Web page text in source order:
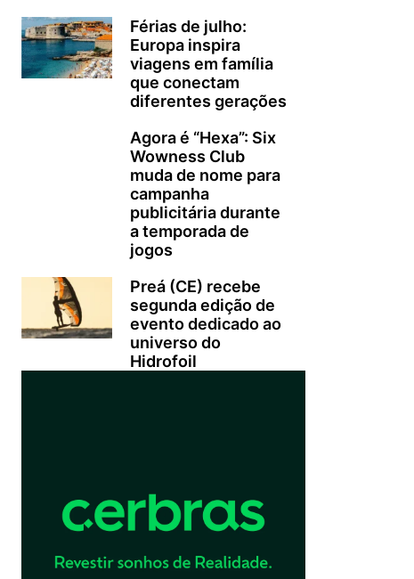
Férias de julho:
Europa inspira
viagens em família
que conectam
diferentes gerações
Agora é “Hexa”: Six
Wowness Club
muda de nome para
campanha
publicitária durante
a temporada de
jogos
Preá (CE) recebe
segunda edição de
evento dedicado ao
universo do
Hidrofoil